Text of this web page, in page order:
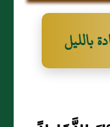
بالليل